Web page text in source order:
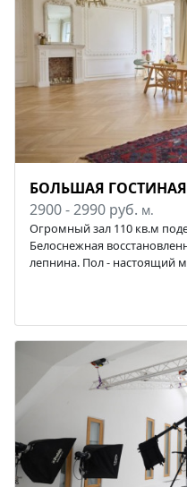
БОЛЬШАЯ ГОСТИНАЯ
2900 - 2990 руб. м.
Огромный зал 110 кв.м
Белоснежная
лепнина. Пол - настоящий